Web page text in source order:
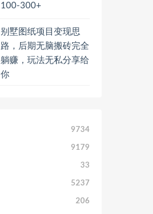
100-300+
别墅图纸项目变现思
路，后期无脑搬砖完全
躺赚，玩法无私分享给
你
9734
9179
33
5237
206